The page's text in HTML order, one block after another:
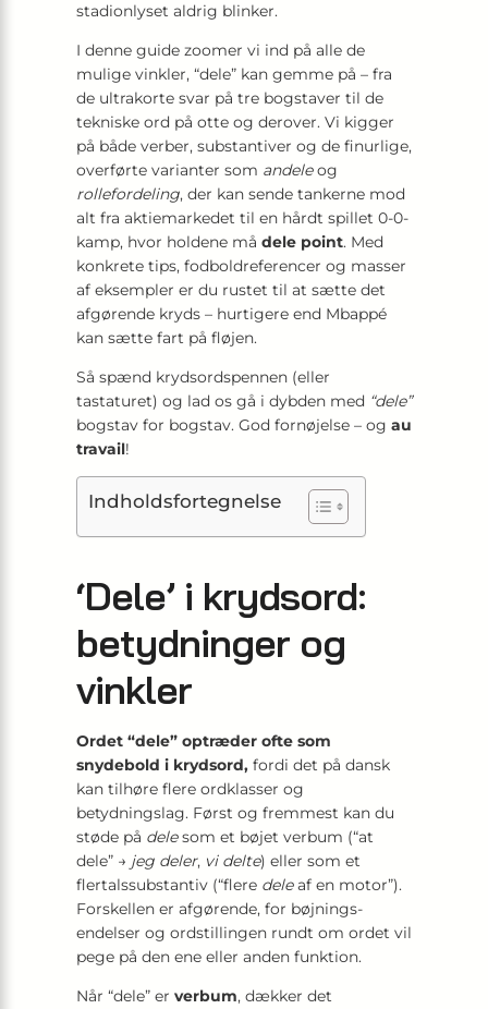
stadionlyset aldrig blinker.
I denne guide zoomer vi ind på alle de
mulige vinkler, “dele” kan gemme på – fra
de ultrakorte svar på tre bogstaver til de
tekniske ord på otte og derover. Vi kigger
på både verber, substantiver og de finurlige,
overførte varianter som andeleog
rollefordeling, der kan sende tankerne mod
alt fra aktiemarkedet til en hårdt spillet 0-0-
kamp, hvor holdene må dele point. Med
konkrete tips, fodboldreferencer og masser
af eksempler er du rustet til at sætte det
afgørende kryds – hurtigere end Mbappé
kan sætte fart på fløjen.
Så spænd krydsordspennen (eller
tastaturet) og lad os gå i dybden med “dele”
bogstav for bogstav. God fornøjelse – og au
travail!
Indholdsfortegnelse
‘Dele’ i krydsord:
betydninger og
vinkler
Ordet “dele” optræder ofte som
snydebold i krydsord, fordi det på dansk
kan tilhøre flere ordklasser og
betydningslag. Først og fremmest kan du
støde på delesom et bøj­et verbum (“at
dele” → jeg deler, vi delte) eller som et
flertals­substantiv (“flere deleaf en motor”).
Forskellen er afgørende, for bøjnings­
endelser og ordstillingen rundt om ordet vil
pege på den ene eller anden funktion.
Når “dele” er verbum, dækker det